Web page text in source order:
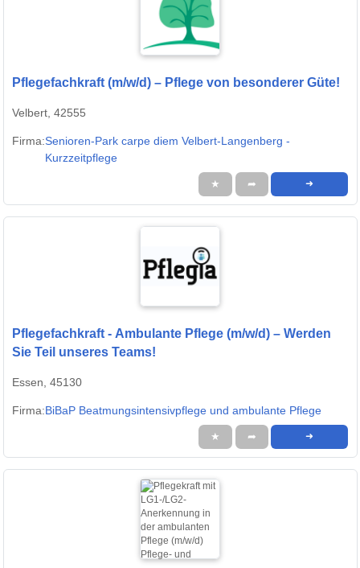
Pflegefachkraft (m/w/d) – Pflege von besonderer Güte!
Velbert, 42555
Firma:Senioren-Park carpe diem Velbert-Langenberg -
Kurzzeitpflege
★ ➦ ➜
Pflegefachkraft - Ambulante Pflege (m/w/d) – Werden
Sie Teil unseres Teams!
Essen, 45130
Firma:BiBaP Beatmungsintensivpflege und ambulante Pflege
★ ➦ ➜